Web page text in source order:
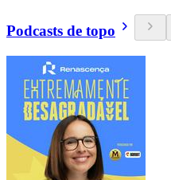
Podcasts de topo